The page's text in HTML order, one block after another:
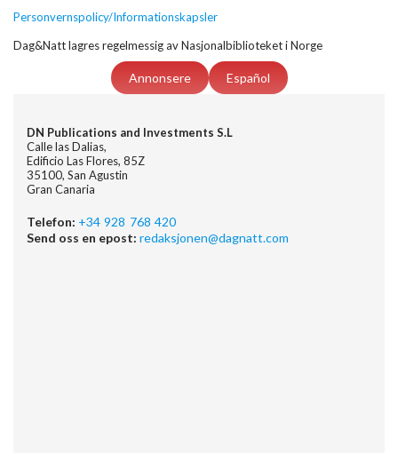
Personvernspolicy/Informationskapsler
Dag&Natt lagres regelmessig av Nasjonalbiblioteket i Norge
Annonsere Español
DN Publications and Investments S.L
Calle las Dalias,
Edificio Las Flores, 85Z
35100, San Agustin
Gran Canaria
Telefon: +34 928 768 420
Send oss en epost: redaksjonen@dagnatt.com